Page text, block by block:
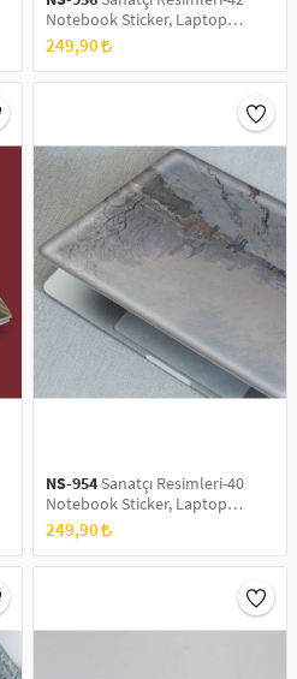
Notebook Sticker, Laptop
sticker,, Hp Sticker, Asus Sticker,
15.6 inç Sticker
249,90
NS-954 Sanatçı Resimleri-40
Notebook Sticker, Laptop
sticker,, Hp Sticker, Asus Sticker,
15.6 inç Sticker
249,90